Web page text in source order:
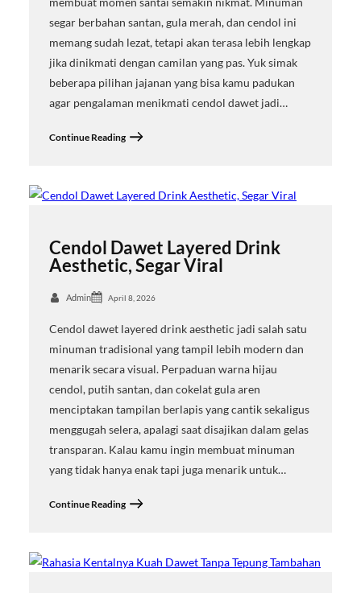
segar berbahan santan, gula merah, dan cendol ini
memang sudah lezat, tetapi akan terasa lebih lengkap
jika dinikmati dengan camilan yang pas. Yuk simak
beberapa pilihan jajanan yang bisa kamu padukan
agar pengalaman menikmati cendol dawet jadi…
Continue Reading
Cendol Dawet Layered Drink
Aesthetic, Segar Viral
Admin April 8, 2026
Cendol dawet layered drink aesthetic jadi salah satu
minuman tradisional yang tampil lebih modern dan
menarik secara visual. Perpaduan warna hijau
cendol, putih santan, dan cokelat gula aren
menciptakan tampilan berlapis yang cantik sekaligus
menggugah selera, apalagi saat disajikan dalam gelas
transparan. Kalau kamu ingin membuat minuman
yang tidak hanya enak tapi juga menarik untuk…
Continue Reading